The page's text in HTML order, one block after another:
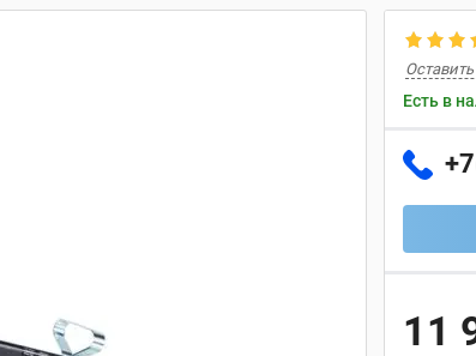
Есть в
11